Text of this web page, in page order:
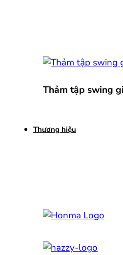
Thảm tập swing
Thương hiệu